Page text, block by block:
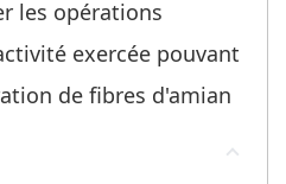
les opérations
exercée pouvant
de fibres d'amian